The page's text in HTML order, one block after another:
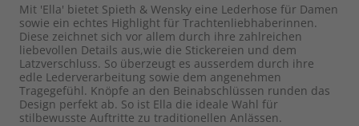
Mit 'Ella' bietet Spieth & Wensky eine Lederhose für Damen
sowie ein echtes Highlight für Trachtenliebhaberinnen.
Diese zeichnet sich vor allem durch ihre zahlreichen
liebevollen Details aus,wie die Stickereien und dem
Latzverschluss. So überzeugt es ausserdem durch ihre
edle Lederverarbeitung sowie dem angenehmen
Tragegefühl. Knöpfe an den Beinabschlüssen runden das
Design perfekt ab. So ist Ella die ideale Wahl für
stilbewusste Auftritte zu traditionellen Anlässen.